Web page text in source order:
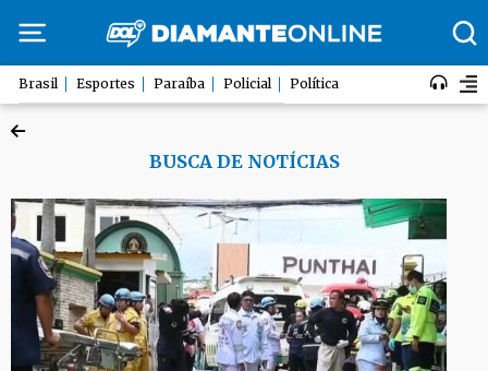
Brasil Esportes Paraíba Policial Política
BUSCA DE NOTÍCIAS